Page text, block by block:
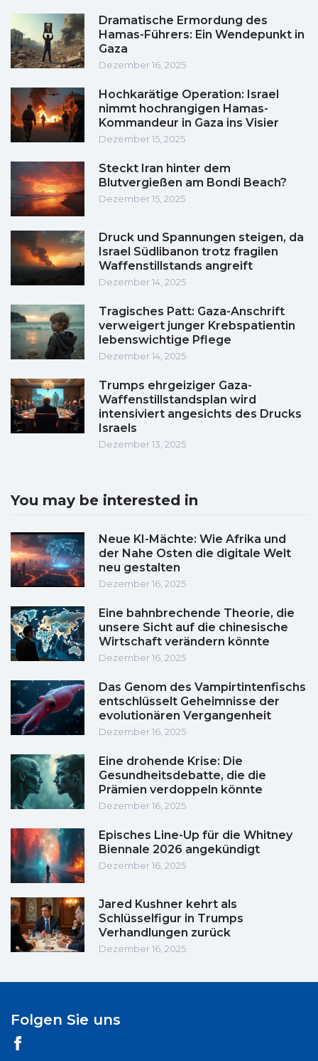
Dramatische Ermordung des
Hamas-Führers: Ein Wendepunkt in
Gaza
Dezember 16, 2025
Hochkarätige Operation: Israel
nimmt hochrangigen Hamas-
Kommandeur in Gaza ins Visier
Dezember 15, 2025
Steckt Iran hinter dem
Blutvergießen am Bondi Beach?
Dezember 15, 2025
Druck und Spannungen steigen, da
Israel Südlibanon trotz fragilen
Waffenstillstands angreift
Dezember 14, 2025
Tragisches Patt: Gaza-Anschrift
verweigert junger Krebspatientin
lebenswichtige Pflege
Dezember 14, 2025
Trumps ehrgeiziger Gaza-
Waffenstillstandsplan wird
intensiviert angesichts des Drucks
Israels
Dezember 13, 2025
You may be interested in
Neue KI-Mächte: Wie Afrika und
der Nahe Osten die digitale Welt
neu gestalten
Dezember 16, 2025
Eine bahnbrechende Theorie, die
unsere Sicht auf die chinesische
Wirtschaft verändern könnte
Dezember 16, 2025
Das Genom des Vampirtintenfischs
entschlüsselt Geheimnisse der
evolutionären Vergangenheit
Dezember 16, 2025
Eine drohende Krise: Die
Gesundheitsdebatte, die die
Prämien verdoppeln könnte
Dezember 16, 2025
Episches Line-Up für die Whitney
Biennale 2026 angekündigt
Dezember 16, 2025
Jared Kushner kehrt als
Schlüsselfigur in Trumps
Verhandlungen zurück
Dezember 16, 2025
Folgen Sie uns